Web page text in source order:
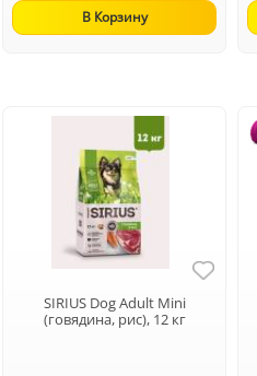
В Корзину
SIRIUS Dog Adult Mini
(говядина, рис), 12 кг